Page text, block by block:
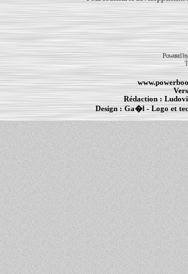
Powered
Rédaction :
Design : Ga�l- Logo et
Informations :